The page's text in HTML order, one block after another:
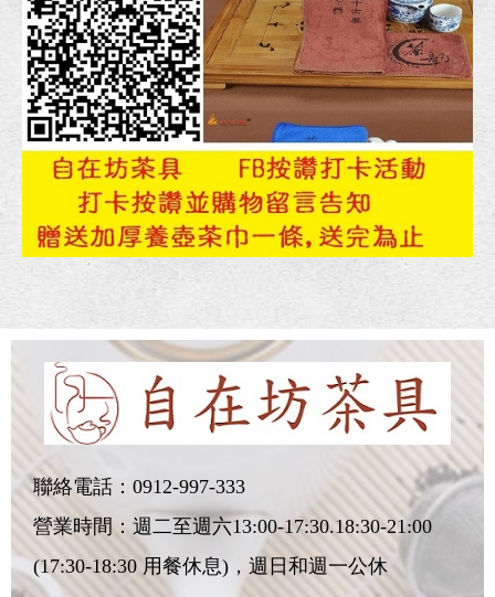
聯絡電話： 0912-997-333
營業時間：週二至週六13:00-17:30.18:30-21:00
(17:30-18:30 用餐休息)，週日和週一公休